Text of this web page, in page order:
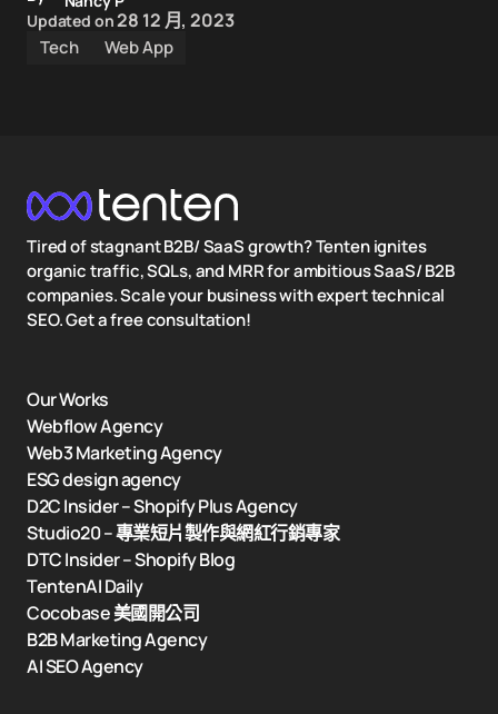
Updated on28 12 月, 2023
Tech Web App
Tired of stagnant B2B/ SaaS growth? Tenten ignites
organic traffic, SQLs, and MRR for ambitious SaaS/ B2B
companies. Scale your business with expert technical
SEO. Get a free consultation!
Our Works
Webflow Agency
Web3 Marketing Agency
ESG design agency
D2C Insider – Shopify Plus Agency
Studio20 – 專業短片製作與網紅行銷專家
DTC Insider – Shopify Blog
TentenAI Daily
Cocobase 美國開公司
B2B Marketing Agency
AI SEO Agency